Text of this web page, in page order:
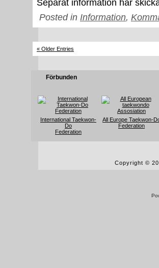
Separat information har
Posted in Information,
« Older Entries
Förbunden
International Taekwon-
Do
Federation
All Europe Taekwon-
Federation
Copyright ©